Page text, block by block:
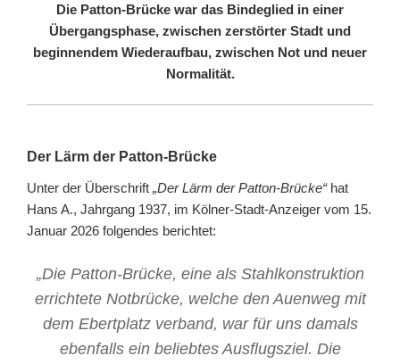
Die Patton-Brücke war das Bindeglied in einer
Übergangsphase, zwischen zerstörter Stadt und
beginnendem Wiederaufbau, zwischen Not und neuer
Normalität.
Der Lärm der Patton-Brücke
Unter der Überschrift „Der Lärm der Patton-Brücke“hat
Hans A., Jahrgang 1937, im Kölner-Stadt-Anzeiger vom 15.
Januar 2026 folgendes berichtet:
„Die Patton-Brücke, eine als Stahlkonstruktion
errichtete Notbrücke, welche den Auenweg mit
dem Ebertplatz verband, war für uns damals
ebenfalls ein beliebtes Ausflugsziel. Die